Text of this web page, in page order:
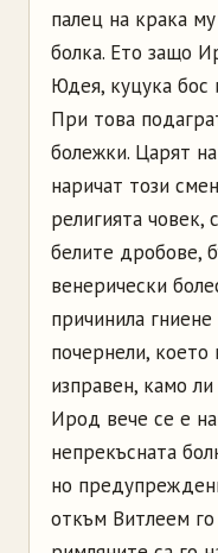
палец на крака
болка. Ето защо
Юдея, куцука бос
При това
болежки. Царят
наричат този
религията
белите дробове,
венерически
причинила
почернели,
изправен, камо
Ирод вече се е
непрекъсната
но
откъм Витлеем